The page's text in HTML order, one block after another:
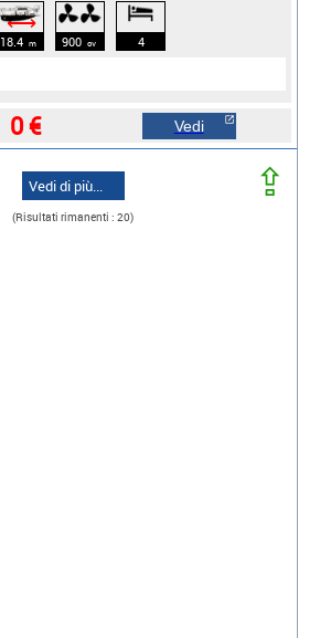
⟷
18.4 m 900 cv 4
0 € Vedi
⇪
Vedi di più...
(Risultati rimanenti : 20)